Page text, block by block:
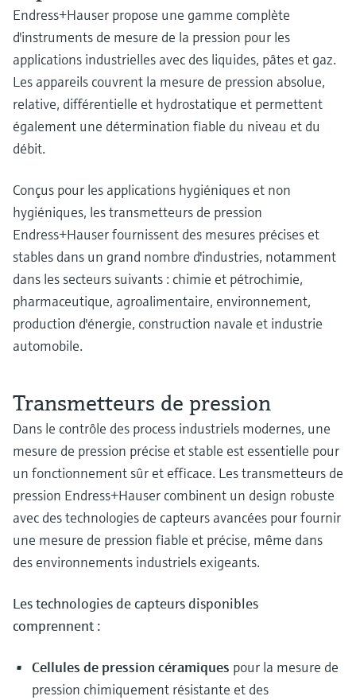
Endress+Hauser propose une gamme complète
d'instruments de mesure de la pression pour les
applications industrielles avec des liquides, pâtes et gaz.
Les appareils couvrent la mesure de pression absolue,
relative, différentielle et hydrostatique et permettent
également une détermination fiable du niveau et du
débit.
Conçus pour les applications hygiéniques et non
hygiéniques, les transmetteurs de pression
Endress+Hauser fournissent des mesures précises et
stables dans un grand nombre d'industries, notamment
dans les secteurs suivants : chimie et pétrochimie,
pharmaceutique, agroalimentaire, environnement,
production d'énergie, construction navale et industrie
automobile.
Transmetteurs de pression
Dans le contrôle des process industriels modernes, une
mesure de pression précise et stable est essentielle pour
un fonctionnement sûr et efficace. Les transmetteurs de
pression Endress+Hauser combinent un design robuste
avec des technologies de capteurs avancées pour fournir
une mesure de pression fiable et précise, même dans
des environnements industriels exigeants.
Les technologies de capteurs disponibles
comprennent :
Cellules de pression céramiques pour la mesure de
pression chimiquement résistante et des